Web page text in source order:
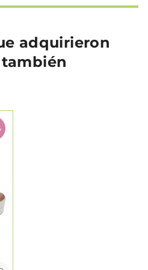
adquirieron